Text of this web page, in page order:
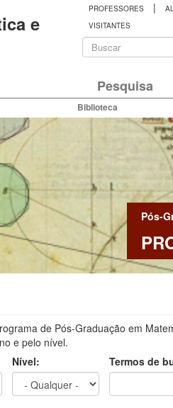
e
PROFESSORES |
VISITANTES
busca
Pesquisa
Biblioteca
Pós-
de Pós-Graduação em
e pelo nível.
Nível:
Termos de